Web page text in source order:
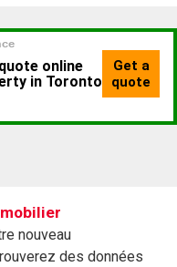
nouveau
des données